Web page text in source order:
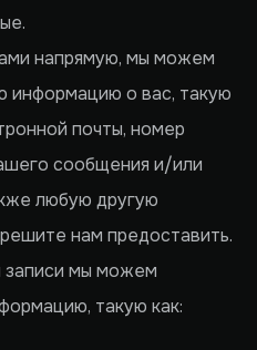
напрямую, мы можем
информацию о вас, такую
почты, номер
сообщения и/или
любую другую
нам предоставить.
записи мы можем
такую как: